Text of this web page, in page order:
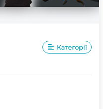
Категорії